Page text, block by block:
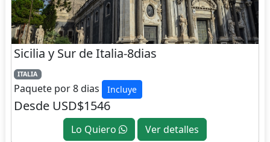
Sicilia y Sur de Italia-8dias
ITALIA
Paquete por 8 dias Incluye
Desde USD$1546
Lo Quiero Ver detalles